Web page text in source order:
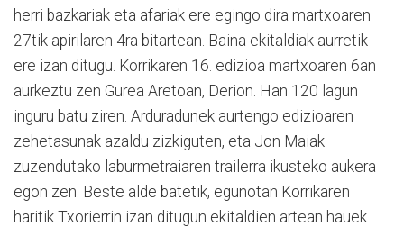
herri bazkariak eta afariak ere egingo dira martxoaren
27tik apirilaren 4ra bitartean. Baina ekitaldiak aurretik
ere izan ditugu. Korrikaren 16. edizioa martxoaren 6an
aurkeztu zen Gurea Aretoan, Derion. Han 120 lagun
inguru batu ziren. Arduradunek aurtengo edizioaren
zehetasunak azaldu zizkiguten, eta Jon Maiak
zuzendutako laburmetraiaren trailerra ikusteko aukera
egon zen. Beste alde batetik, egunotan Korrikaren
haritik Txorierrin izan ditugun ekitaldien artean hauek